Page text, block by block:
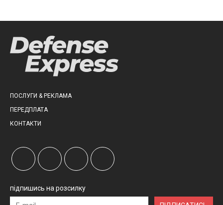
ПОСЛУГИ & РЕКЛАМА
ПЕРЕДПЛАТА
КОНТАКТИ
підпишись на розсилку